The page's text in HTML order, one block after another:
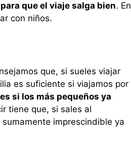
que el viaje salga bien. En
con niños.
que, si sueles viajar
es suficiente si viajamos por
si los más pequeños ya
tiene que, si sales al
imprescindible ya